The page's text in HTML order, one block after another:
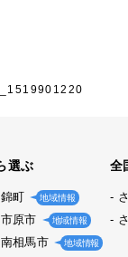
選ぶ
町 地域情報
原市 地域情報
相馬市 地域情報
全